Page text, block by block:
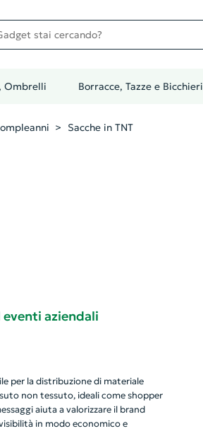
stai cercando?
Ombrelli Borracce, Tazze e Bicchieri
Sacche in TNT
eventi aziendali
per la distribuzione di materiale
non tessuto, ideali come shopper
aiuta a valorizzare il brand
in modo economico e